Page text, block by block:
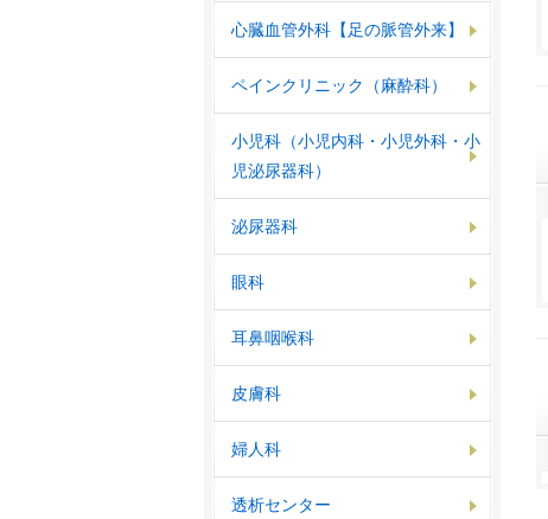
心臓血管外科【足の脈管外来】
ペインクリニック（麻酔科）
小児科（小児内科・小児外科・小
児泌尿器科）
泌尿器科
眼科
耳鼻咽喉科
皮膚科
婦人科
透析センター